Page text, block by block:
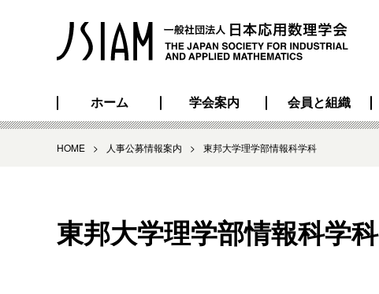
ホーム 学会案内 会員と組織
HOME > 人事公募情報案内 > 東邦大学理学部情報科学科
東邦大学理学部情報科学科